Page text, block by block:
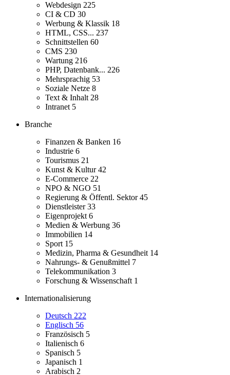
Webdesign 225
CI & CD 30
Werbung & Klassik 18
HTML, CSS... 237
Schnittstellen 60
CMS 230
Wartung 216
PHP, Datenbank... 226
Mehrsprachig 53
Soziale Netze 8
Text & Inhalt 28
Intranet 5
Branche
Finanzen & Banken 16
Industrie 6
Tourismus 21
Kunst & Kultur42
E-Commerce 22
NPO & NGO 51
Regierung & Öffentl. Sektor45
Dienstleister33
Eigenprojekt 6
Medien & Werbung 36
Immobilien 14
Sport 15
Medizin, Pharma & Gesundheit 14
Nahrungs- & Genußmittel 7
Telekommunikation 3
Forschung & Wissenschaft 1
Internationalisierung
Deutsch 222
Englisch 56
Französisch 5
Italienisch 6
Spanisch 5
Japanisch 1
Arabisch 2